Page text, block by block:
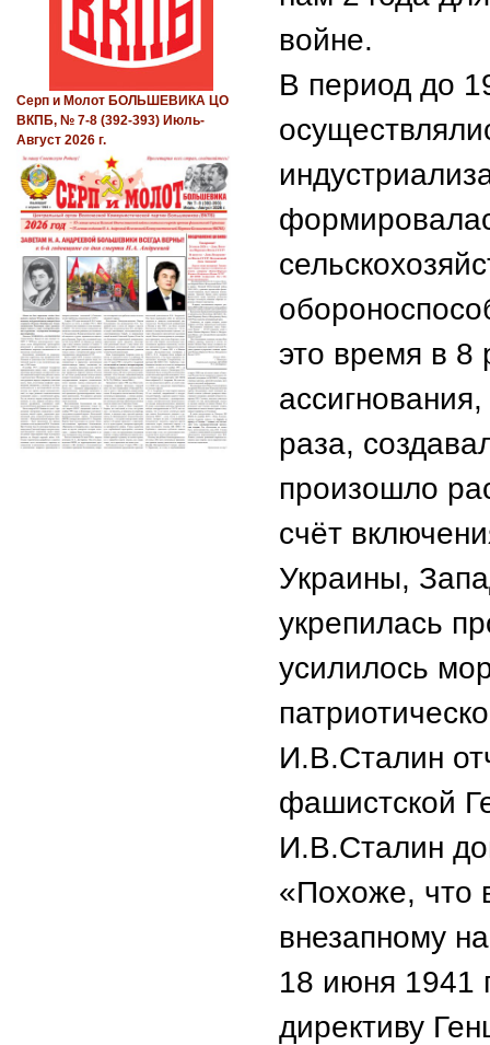
войне.
В период до
это время в 8
раза,
произошло
счёт
Украины,
укрепилась
усилилось
И.В.Сталин
фашистской
И.В.Сталин
«Похоже, что
внезапному
18 июня 1941
директиву
Серп и Молот БОЛЬШЕВИКА ЦО
ВКПБ, № 7-8 (392-393) Июль-
Август 2026 г.